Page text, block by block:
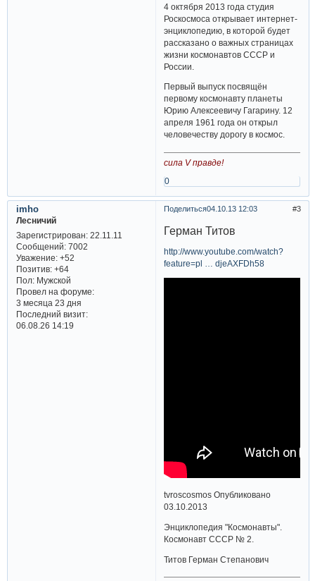
4 октября 2013 года студия
Роскосмоса открывает интернет-
энциклопедию, в которой будет
рассказано о важных страницах
жизни космонавтов СССР и
России.
Первый выпуск посвящён
первому космонавту планеты
Юрию Алексеевичу Гагарину. 12
апреля 1961 года он открыл
человечеству дорогу в космос.
сила V правде!
0
Поделиться 3
04.10.13 12:03
imho
Лесничий
Зарегистрирован: 22.11.11
Сообщений:7002
Уважение: +52
Позитив: +64
Пол:Мужской
Провел на форуме:
3 месяца 23 дня
Последний визит:
06.08.26 14:19
Герман Титов
http://www.youtube.com/watch?
feature=pl … djeAXFDh58
tvroscosmos Опубликовано
03.10.2013
Энциклопедия "Космонавты".
Космонавт СССР № 2.
Титов Герман Степанович